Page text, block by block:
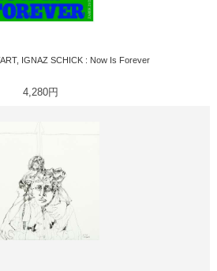
IGNAZ SCHICK : Now Is Forever
4,280円